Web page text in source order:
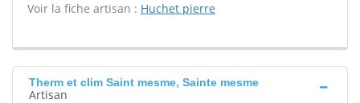
Voir la fiche artisan : Huchet pierre
Therm et clim Saint mesme, Sainte mesme
Artisan